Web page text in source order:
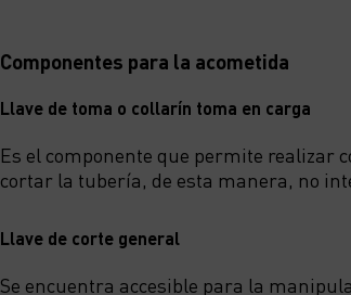
Componentes para la acometida
Llave de toma o collarín toma en carga
Es el componente que permite realizar
cortar la tubería, de esta manera, no
Llave de corte general
Se encuentra accesible para la